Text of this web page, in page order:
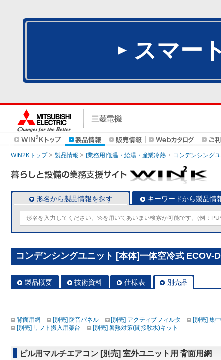
スマー
WIN2Kトップ 製品情報 [業務用]低温・給湯・産業冷熱 コンデンシング
形名から製品情報を探す キーワードから製品情
コンデンシングユニット [本体]一体空冷式 ECOV-
製品概要 技術資料 仕様表 別売品
背面用網 [別売] 防音パネル [別売] アクティブフィルタ
[別売] 集
[別売] リフト搬入用架台
[別売] 暑熱対策(間接散水)キット
ビル用マルチエアコン [別売] 室外ユニット用 背面用網